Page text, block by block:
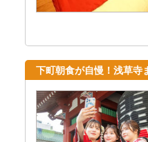
下町朝食が自慢！浅草寺